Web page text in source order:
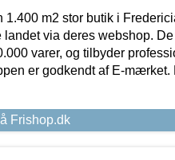
1.400 m2 stor butik i
via deres webshop. De
varer, og tilbyder
er godkendt af E-mærket.
Frishop.dk